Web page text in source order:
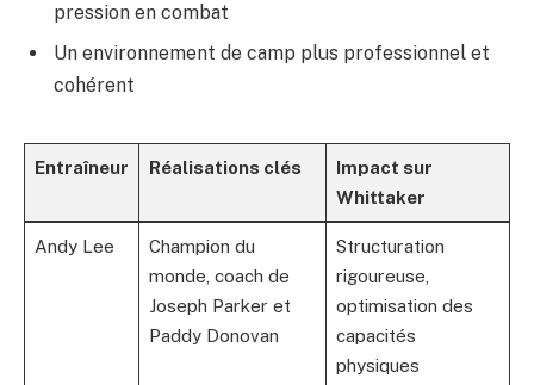
pression en combat
Un environnement de camp plus professionnel et
cohérent
Entraîneur Réalisations clés
Impact sur
Whittaker
Andy Lee
Champion du
monde, coach de
Joseph Parker et
Paddy Donovan
Structuration
rigoureuse,
optimisation des
capacités
physiques